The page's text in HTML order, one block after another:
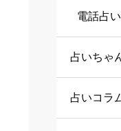
電話占い
占いちゃ
占いコラ